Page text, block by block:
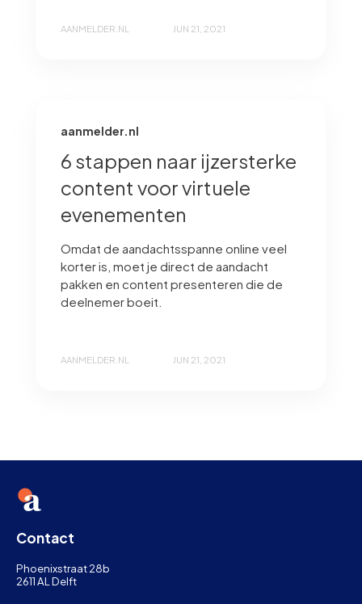
AANMELDER.NL JUN 21, 2021
aanmelder.nl
6 stappen naar ijzersterke
content voor virtuele
evenementen
Omdat de aandachtsspanne online veel
korter is, moet je direct de aandacht
pakken en content presenteren die de
deelnemer boeit.
AANMELDER.NL JUN 21, 2021
Contact
Phoenixstraat 28b
2611 AL Delft